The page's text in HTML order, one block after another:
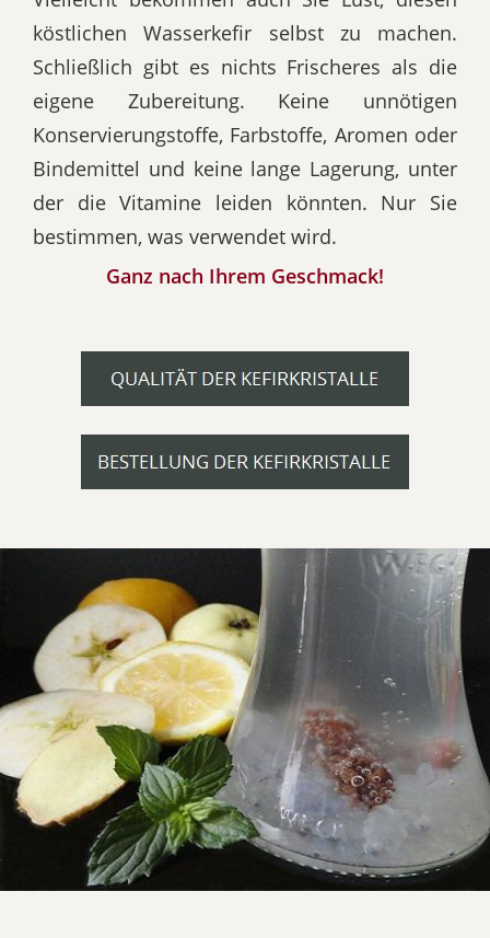
köstlichen Wasserkefir selbst zu machen.
Schließlich gibt es nichts Frischeres als die
eigene Zubereitung. Keine unnötigen
Konservierungstoffe, Farbstoffe, Aromen oder
Bindemittel und keine lange Lagerung, unter
der die Vitamine leiden könnten. Nur Sie
bestimmen, was verwendet wird.
Ganz nach Ihrem Geschmack!